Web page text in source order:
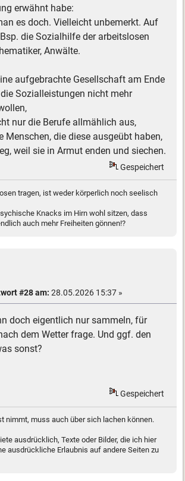
erwähnt habe:
es doch. Vielleicht unbemerkt. Auf
die Sozialhilfe der arbeitslosen
Anwälte.
aufgebrachte Gesellschaft am Ende
Sozialleistungen nicht mehr
nur die Berufe allmählich aus,
Menschen, die diese ausgeübt haben,
weil sie in Armut enden und siechen.
Gespeichert
tragen, ist weder körperlich noch seelisch
Knacks im Hirn wohl sitzen, dass
auch mehr Freiheiten gönnen!?
#28 am: 28.05.2026 15:37 »
doch eigentlich nur sammeln, für
dem Wetter frage. Und ggf. den
sonst?
Gespeichert
nimmt, muss auch über sich lachen können.
ausdrücklich, Texte oder Bilder, die ich hier
ausdrückliche Erlaubnis auf andere Seiten zu